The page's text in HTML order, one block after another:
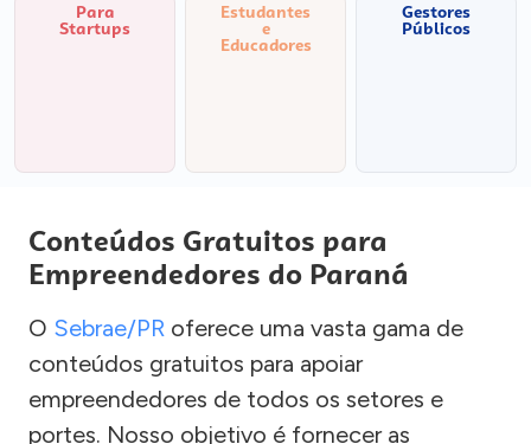
Para
Startups
Estudantes
e
Educadores
Gestores
Públicos
Conteúdos Gratuitos para
Empreendedores do Paraná
O Sebrae/PR oferece uma vasta gama de
conteúdos gratuitos para apoiar
empreendedores de todos os setores e
portes. Nosso objetivo é fornecer as